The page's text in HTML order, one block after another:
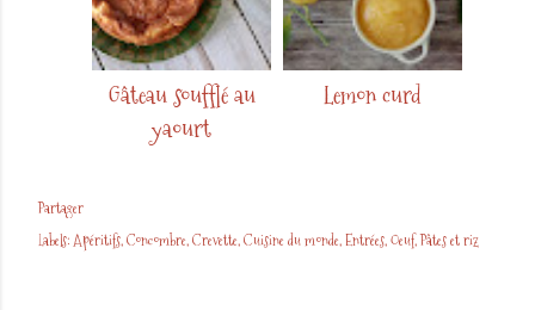
Gâteau soufflé au
yaourt
Lemon curd
Partager
Labels: Apéritifs Concombre Crevette Cuisine du monde Entrées Oeuf Pâtes et riz